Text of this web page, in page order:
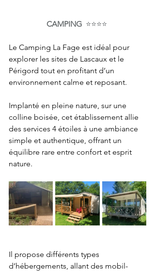
CAMPING ⭐⭐⭐⭐
Le Camping La Fage est idéal pour
explorer les sites de Lascaux et le
Périgord tout en profitant d’un
environnement calme et reposant.
Implanté en pleine nature, sur une
colline boisée, cet établissement allie
des services 4 étoiles à une ambiance
simple et authentique, offrant un
équilibre rare entre confort et esprit
nature.
Il propose différents types
d’hébergements, allant des mobil-